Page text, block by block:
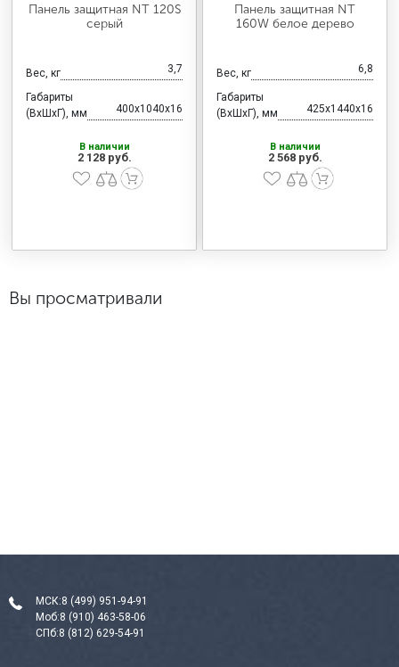
Панель защитная NT 120S
серый
Вес, кг 3,7
Габариты
(ВхШхГ), мм
400x1040x16
В наличии
2 128 руб.
Панель защитная NT
160W белое дерево
Вес, кг 6,8
Габариты
(ВхШхГ), мм
425x1440x16
В наличии
2 568 руб.
Вы просматривали
МСК:8 (499) 951-94-91
Моб:8 (910) 463-58-06
СПб:8 (812) 629-54-91